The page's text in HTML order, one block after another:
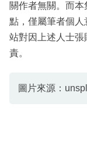
關作者無關。而
點，僅屬筆者個人
站對因上述人士張
責。
圖片來源：